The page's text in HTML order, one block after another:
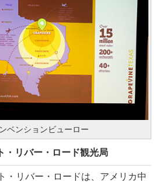
ベンションビューロー
・リバー・ロード観光局
リバー・ロードは、アメリカ中